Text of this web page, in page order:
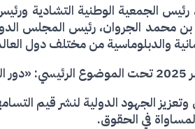
الجروان، رئيس المجلس
والدبلوماسية من مختلف دول
الجهود الدولية لنشر قيم
في الحقوق.